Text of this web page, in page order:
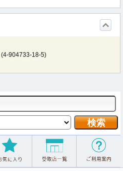
(4-904733-18-5)